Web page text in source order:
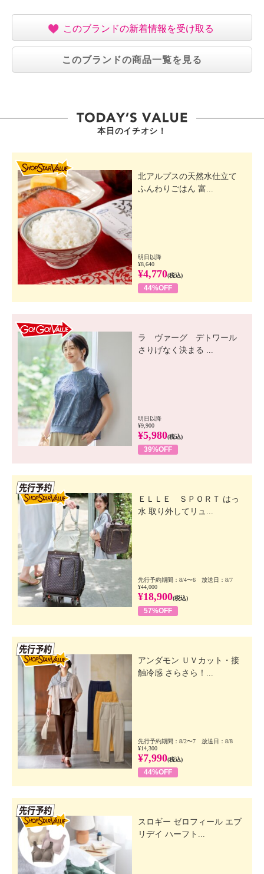
このブランドの新着情報を受け取る
このブランドの商品一覧を見る
本日のイチオシ！
北アルプスの天然水仕立て
ふんわりごはん 富...
明日以降
¥8,640
¥4,770(税込)
44%OFF
ラ ヴァーグ デトワール
さりげなく決まる ...
明日以降
¥9,900
¥5,980(税込)
39%OFF
ＥＬＬＥ ＳＰＯＲＴ はっ
水 取り外してリュ...
先行予約期間：8/4〜6 放送日：8/7
¥44,000
¥18,900(税込)
57%OFF
アンダモン ＵＶカット・接
触冷感 さらさら！...
先行予約期間：8/2〜7 放送日：8/8
¥14,300
¥7,990(税込)
44%OFF
スロギー ゼロフィール エブ
リデイ ハーフト...